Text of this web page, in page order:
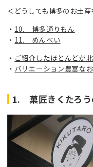
＜どうしても博多のお土
10. 博多通りもん
11. めんべい
ご紹介したほとんどが
バリエーション豊富な
1. 菓匠きくたろう